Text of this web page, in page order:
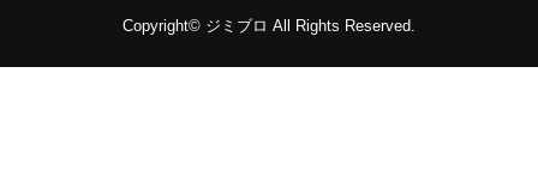
Copyright© ジミブロ All Rights Reserved.